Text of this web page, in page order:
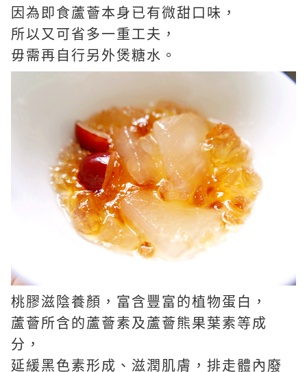
因為即食蘆薈本身已有微甜口味，
所以又可省多一重工夫，
毋需再自行另外煲糖水。
桃膠滋陰養顏，富含豐富的植物蛋白，
蘆薈所含的蘆薈素及蘆薈熊果葉素等成
分，
延緩黑色素形成、滋潤肌膚，排走體內廢